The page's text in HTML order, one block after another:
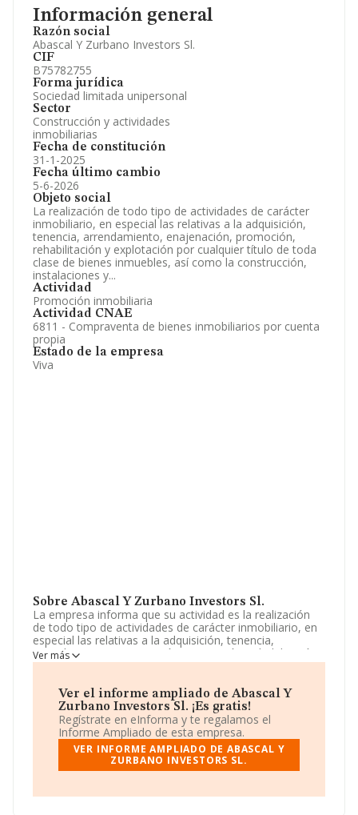
Información general
Razón social
Abascal Y Zurbano Investors Sl.
CIF
B75782755
Forma jurídica
Sociedad limitada unipersonal
Sector
Construcción y actividades
inmobiliarias
Fecha de constitución
31-1-2025
Fecha último cambio
5-6-2026
Objeto social
La realización de todo tipo de actividades de carácter
inmobiliario, en especial las relativas a la adquisición,
tenencia, arrendamiento, enajenación, promoción,
rehabilitación y explotación por cualquier título de toda
clase de bienes inmuebles, así como la construcción,
instalaciones y...
Actividad
Promoción inmobiliaria
Actividad CNAE
6811 - Compraventa de bienes inmobiliarios por cuenta
propia
Estado de la empresa
Viva
Sobre Abascal Y Zurbano Investors Sl.
La empresa informa que su actividad es la realización
de todo tipo de actividades de carácter inmobiliario, en
especial las relativas a la adquisición, tenencia,
arrendamiento, enajenación, promoción, rehabilitación
y explotación por cualquier título de toda clase de
instalaciones y.. La empresa es una Sociedad Limitada.
Tiene CNAE: 6811 - '%cnae%'. No realiza actividad de
importación y/o exportación.
La sociedadAbascal y Zurbano Investors S.L, CIF
B75782755, está situada en Calle Miguel Ángel núm. 21
Bj B, (28010), Madrid, Madrid.
En relación con el sector y disponiendo de los datos de
Ver más
Ver el informe ampliado de Abascal Y
Zurbano Investors Sl. ¡Es gratis!
Regístrate en eInforma y te regalamos el
Informe Ampliado de esta empresa.
VER INFORME AMPLIADO DE ABASCAL Y
ZURBANO INVESTORS SL.
Información oficial y registral complementaria.